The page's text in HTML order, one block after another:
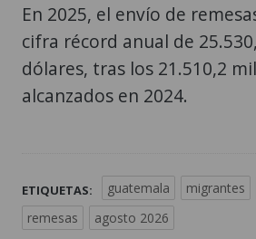
En 2025, el envío de
cifra récord anual de
dólares, tras los 21.510,2
alcanzados en 2024.
ETIQUETAS: guatemala migrantes
remesas
agosto 2026